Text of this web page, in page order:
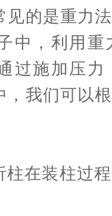
见的是重力
中，利用重
过施加压力
，我们可以
装柱过程